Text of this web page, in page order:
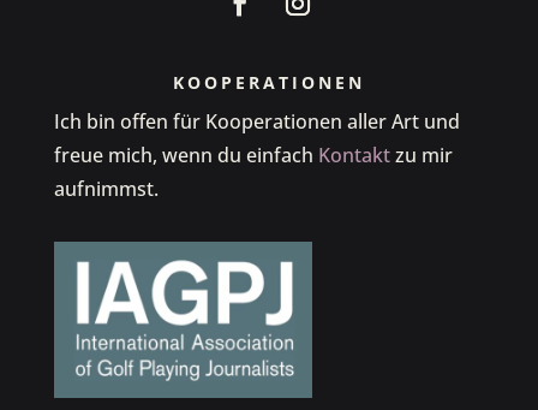
KOOPERATIONEN
Ich bin offen für Kooperationen aller Art und
freue mich, wenn du einfach Kontaktzu mir
aufnimmst.